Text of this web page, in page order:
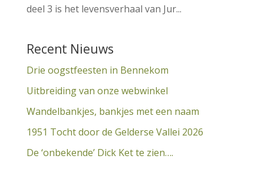
deel 3 is het levensverhaal van Jur...
Recent Nieuws
Drie oogstfeesten in Bennekom
Uitbreiding van onze webwinkel
Wandelbankjes, bankjes met een naam
1951 Tocht door de Gelderse Vallei 2026
De ‘onbekende’ Dick Ket te zien….